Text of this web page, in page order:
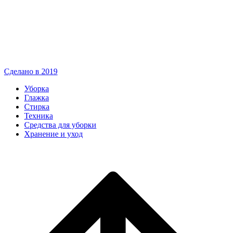
Сделано в 2019
Уборка
Глажка
Стирка
Техника
Средства для уборки
Хранение и уход